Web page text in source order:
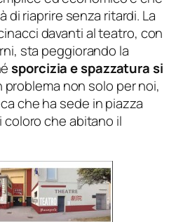
di riaprire senza ritardi. La
davanti al teatro, con
sta peggiorando la
sporcizia e spazzatura si
problema non solo per noi,
che ha sede in piazza
che abitano il